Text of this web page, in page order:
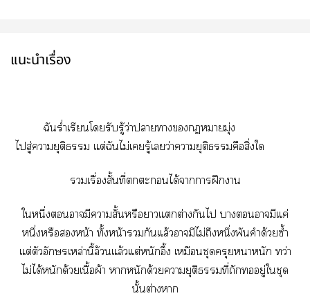
แนะนำเรื่อง
ฉันร่ำเรียนโรับรู้ว่าาาามุ่ง
ไสู่ายุติธรรม แต่ฉันไม่เรู้เว่าายุติธรรมคือสิ่งใ
เรื่องสั้นที่ะได้าาฝึกา
ใหนึ่งามีาสั้นหรือาแต่างกันไ าามีแค่
หนึ่งหรือหน้า ทั้งหน้ากันแล้วามีไม่ถึงหนึ่งพันคำด้วยซ้ำ
แต่ตัวอักษรเหล่านี้ล้วนแล้วแต่หนักอึ้ง เหมือนชุดครุยาหนัก ทว่า
ไม่ได้หนักด้วยเนื้อผ้า าหนักด้วยายุติธรรมที่ถักอยู่ใชุด
นั้นต่างา